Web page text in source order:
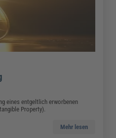
eines entgeltlich erworbenen
Property).
Mehr lesen